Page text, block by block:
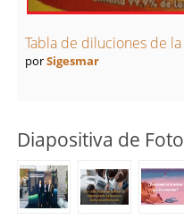
Tabla de diluciones de
porSigesmar
Diapositiva de